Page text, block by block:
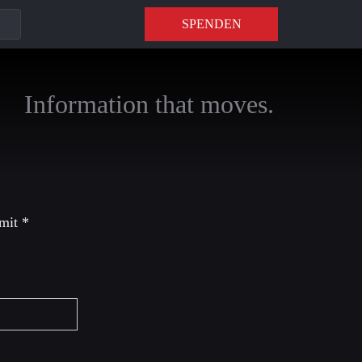
SPENDEN
Information that moves.
*